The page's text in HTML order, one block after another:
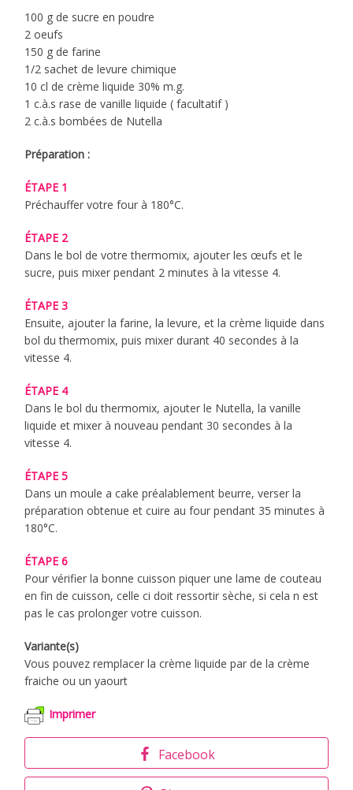
100 g de sucre en poudre
2 oeufs
150 g de farine
1/2 sachet de levure chimique
10 cl de crème liquide 30% m.g.
1 c.à.s rase de vanille liquide ( facultatif )
2 c.à.s bombées de Nutella
Préparation :
ÉTAPE 1
Préchauffer votre four à 180°C.
ÉTAPE 2
Dans le bol de votre thermomix, ajouter les œufs et le
sucre, puis mixer pendant 2 minutes à la vitesse 4.
ÉTAPE 3
Ensuite, ajouter la farine, la levure, et la crème liquide dans
bol du thermomix, puis mixer durant 40 secondes à la
vitesse 4.
ÉTAPE 4
Dans le bol du thermomix, ajouter le Nutella, la vanille
liquide et mixer à nouveau pendant 30 secondes à la
vitesse 4.
ÉTAPE 5
Dans un moule a cake préalablement beurre, verser la
préparation obtenue et cuire au four pendant 35 minutes à
180°C.
ÉTAPE 6
Pour vérifier la bonne cuisson piquer une lame de couteau
en fin de cuisson, celle ci doit ressortir sèche, si cela n est
pas le cas prolonger votre cuisson.
Variante(s)
Vous pouvez remplacer la crème liquide par de la crème
fraiche ou un yaourt
Imprimer
Facebook